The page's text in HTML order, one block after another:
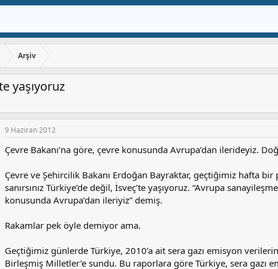
Arşiv
yaşıyoruz
9 Haziran 2012
Çevre Bakanı’na göre, çevre konusunda Avrupa’dan ilerideyiz.
Çevre ve Şehircilik Bakanı Erdoğan Bayraktar, geçtiğimiz hafta bir
sanırsınız Türkiye’de değil, İsveç’te yaşıyoruz. “Avrupa
konusunda Avrupa’dan ileriyiz” demiş.
Rakamlar pek öyle demiyor ama.
Geçtiğimiz günlerde Türkiye, 2010’a ait sera gazı emisyon
Birleşmiş Milletler’e sundu. Bu raporlara göre Türkiye, sera gazı